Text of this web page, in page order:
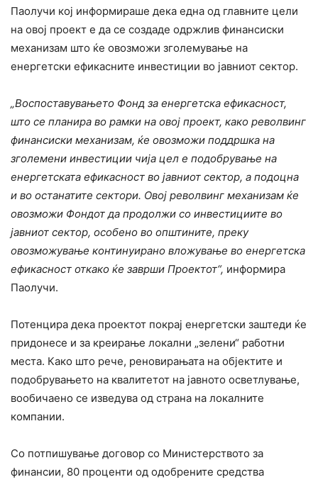
Паолучи кој информираше дека една од главните цели
на овој проект е да се создаде одржлив финансиски
механизам што ќе овозможи зголемување на
енергетски ефикасните инвестиции во јавниот сектор.
„Воспоставувањето Фонд за енергетска ефикасност,
што се планира во рамки на овој проект, како револвинг
финансиски механизам, ќе овозможи поддршка на
зголемени инвестиции чија цел е подобрување на
енергетската ефикасност во јавниот сектор, а подоцна
и во останатите сектори. Овој револвинг механизам ќе
овозможи Фондот да продолжи со инвестициите во
јавниот сектор, особено во општините, преку
овозможување континуирано вложување во енергетска
ефикасност откако ќе заврши Проектот“, информира
Паолучи.
Потенцира дека проектот покрај енергетски заштеди ќе
придонесе и за креирање локални „зелени“ работни
места. Како што рече, реновирањата на објектите и
подобрувањето на квалитетот на јавното осветлување,
вообичаено се изведува од страна на локалните
компании.
Со потпишување договор со Министерството за
финансии, 80 проценти од одобрените средства